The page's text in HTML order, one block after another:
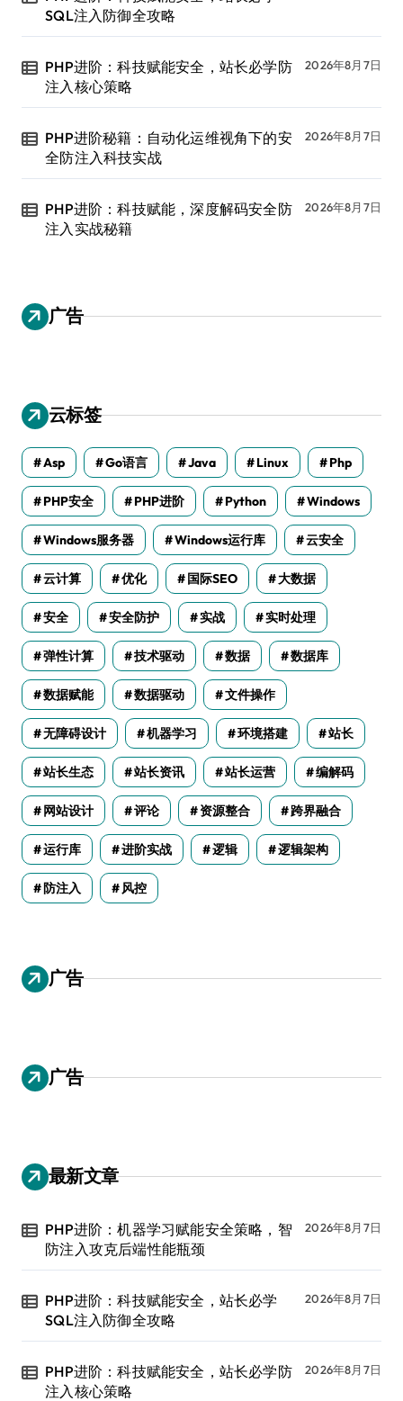
SQL注入防御全攻略
PHP进阶：科技赋能安全，站长必学防
注入核心策略
2026年8月7日
PHP进阶秘籍：自动化运维视角下的安
全防注入科技实战
2026年8月7日
PHP进阶：科技赋能，深度解码安全防
注入实战秘籍
2026年8月7日
广告
云标签
Asp Go语言 Java Linux Php
PHP安全 PHP进阶 Python Windows
Windows服务器 Windows运行库 云安全
云计算 优化 国际SEO 大数据
安全 安全防护 实战 实时处理
弹性计算 技术驱动 数据 数据库
数据赋能 数据驱动 文件操作
无障碍设计 机器学习 环境搭建 站长
站长生态 站长资讯 站长运营 编解码
网站设计 评论 资源整合 跨界融合
运行库 进阶实战 逻辑 逻辑架构
防注入 风控
广告
广告
最新文章
PHP进阶：机器学习赋能安全策略，智
防注入攻克后端性能瓶颈
2026年8月7日
PHP进阶：科技赋能安全，站长必学
SQL注入防御全攻略
2026年8月7日
PHP进阶：科技赋能安全，站长必学防
注入核心策略
2026年8月7日